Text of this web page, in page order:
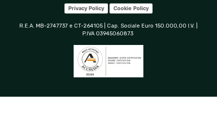
Privacy Policy Cookie Policy
R.E.A. MB-2747737 e CT-264105 | Cap. Sociale Euro 150.000,00 I.V. |
P.IVA 03945060873